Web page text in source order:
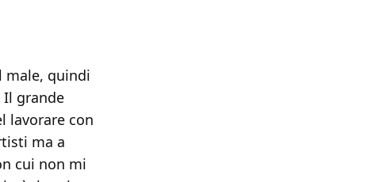
male, quindi
grande
lavorare con
ma a
cui non mi